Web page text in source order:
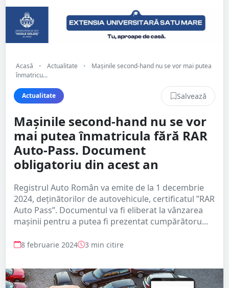
Acasă • Actualitate •
Mașinile second-hand nu se vor mai putea
înmatricu...
Actualitate Salvează
Mașinile second-hand nu se vor
mai putea înmatricula fără RAR
Auto-Pass. Document
obligatoriu din acest an
Registrul Auto Român va emite de la 1 decembrie
2024, deținătorilor de autovehicule, certificatul ”RAR
Auto Pass”. Documentul va fi eliberat la vânzarea
mașinii pentru a putea fi prezentat cumpărătoru...
8 februarie 2024 3 min citire